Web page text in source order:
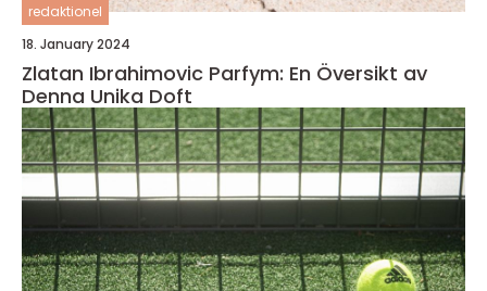
redaktionel
18. January 2024
Zlatan Ibrahimovic Parfym: En Översikt av
Denna Unika Doft